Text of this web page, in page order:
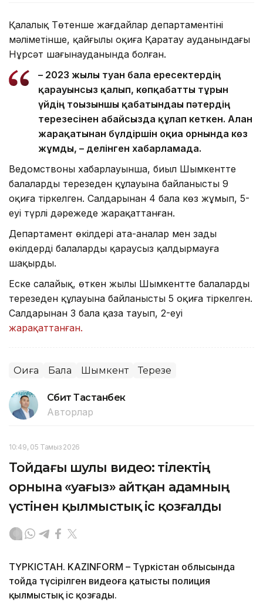
Қалалық Төтенше жағдайлар департаментінің
мәліметінше, қайғылы оқиға Қаратау ауданындағы
Нұрсәт шағынауданында болған.
– 2023 жылы туған бала ересектердің
қарауынсыз қалып, көпқабатты тұрғын
үйдің тоғызыншы қабатындағы пәтердің
терезесінен абайсызда құлап кеткен. Алған
жарақатынан бүлдіршін оқиға орнында көз
жұмды, – делінген хабарламада.
Ведомствоның хабарлауынша, биыл Шымкентте
балалардың терезеден құлауына байланысты 9
оқиға тіркелген. Салдарынан 4 бала көз жұмып, 5-
еуі түрлі дәрежеде жарақаттанған.
Департамент өкілдері ата-аналар мен заңды
өкілдерді балаларды қараусыз қалдырмауға
шақырды.
Еске салайық, өткен жылы Шымкентте балалардың
терезеден құлауына байланысты 5 оқиға тіркелген.
Салдарынан 3 бала қаза тауып, 2-еуі
жарақаттанған.
Оқиға Бала Шымкент Терезе
Сәбит Тастанбек
Авторлар
10:49, 05 Тамыз 2026
Тойдағы шулы видео: тілектің
орнына «уағыз» айтқан адамның
үстінен қылмыстық іс қозғалды
ТҮРКІСТАН. KAZINFORM – Түркістан облысында
тойда түсірілген видеоға қатысты полиция
қылмыстық іс қозғады.